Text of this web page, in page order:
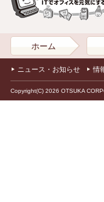
ホーム
ニュース・お知らせ 情
Copyright(C) 2026 OTSUKA